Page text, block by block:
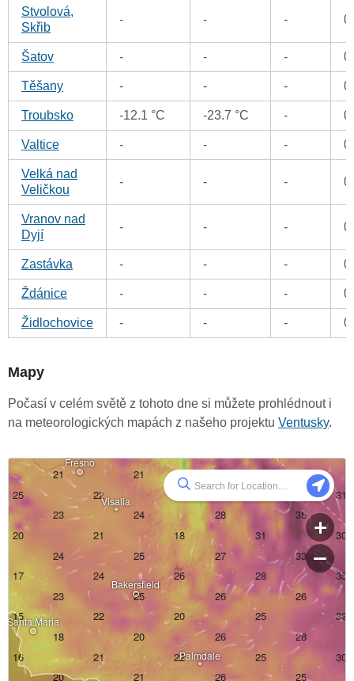
Stvolová,
Skřib
- - - 0
Šatov - - - 0
Těšany - - - 0
Troubsko -12.1 °C -23.7 °C - 0
Valtice - - - 0
Velká nad
Veličkou
- - - 0
Vranov nad
Dyjí
- - - 0
Zastávka - - - 0
Ždánice - - - 0
Židlochovice - - - 0
Mapy
Počasí v celém světě z tohoto dne si můžete prohlédnout i
na meteorologických mapách z našeho projektu Ventusky.